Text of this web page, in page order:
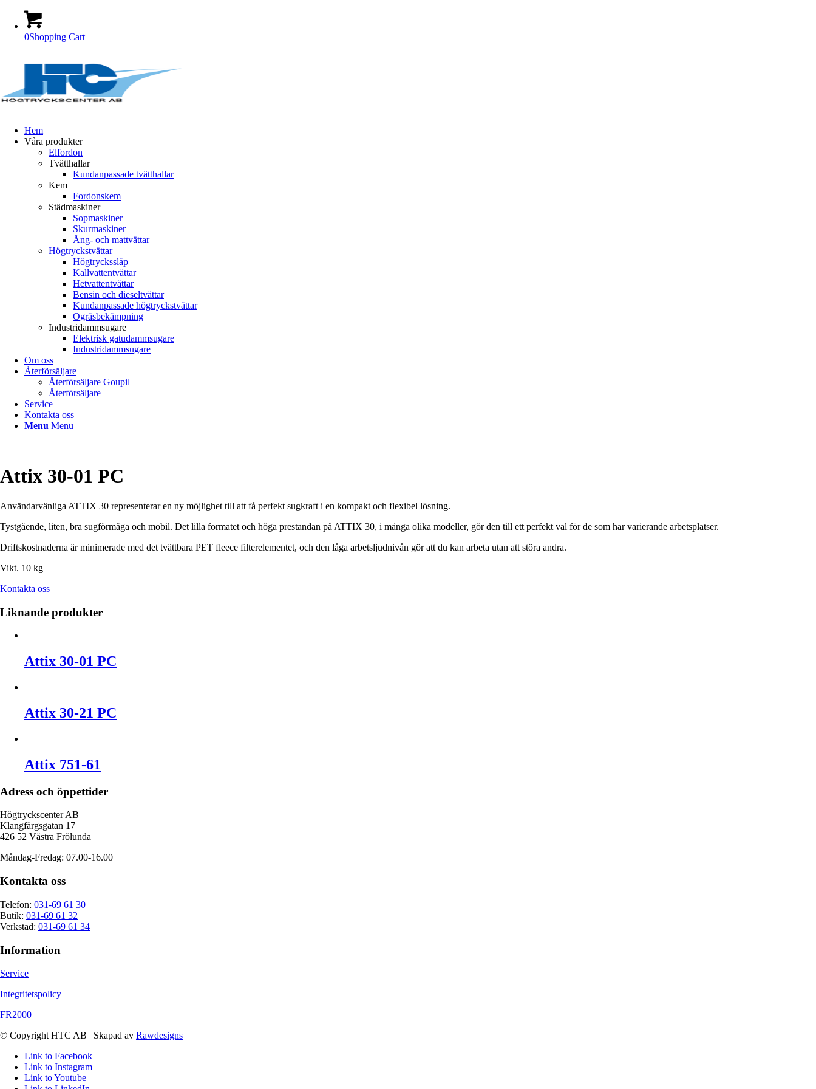
0Shopping Cart
Hem
Våra produkter
Elfordon
Tvätthallar
Kundanpassade tvätthallar
Kem
Fordonskem
Städmaskiner
Sopmaskiner
Skurmaskiner
Ång- och mattvättar
Högtryckstvättar
Högtryckssläp
Kallvattentvättar
Hetvattentvättar
Bensin och dieseltvättar
Kundanpassade högtryckstvättar
Ogräsbekämpning
Industridammsugare
Elektrisk gatudammsugare
Industridammsugare
Om oss
Återförsäljare
Återförsäljare Goupil
Återförsäljare
Service
Kontakta oss
Menu Menu
Attix 30-01 PC
Användarvänliga ATTIX 30 representerar en ny möjlighet till att få perfekt sugkraft i en kompakt och flexibel lösning.
Tystgående, liten, bra sugförmåga och mobil. Det lilla formatet och höga prestandan på ATTIX 30, i många olika modeller, gör den till ett perfekt val för de som har varierande arbetsplatser.
Driftskostnaderna är minimerade med det tvättbara PET fleece filterelementet, och den låga arbetsljudnivån gör att du kan arbeta utan att störa andra.
Vikt. 10 kg
Kontakta oss
Liknande produkter
Attix 30-01 PC
Attix 30-21 PC
Attix 751-61
Adress och öppettider
Högtryckscenter AB
Klangfärgsgatan 17
426 52 Västra Frölunda
Måndag-Fredag: 07.00-16.00
Kontakta oss
Telefon: 031-69 61 30
Butik: 031-69 61 32
Verkstad: 031-69 61 34
Information
Service
Integritetspolicy
FR2000
© Copyright HTC AB | Skapad av Rawdesigns
Link to Facebook
Link to Instagram
Link to Youtube